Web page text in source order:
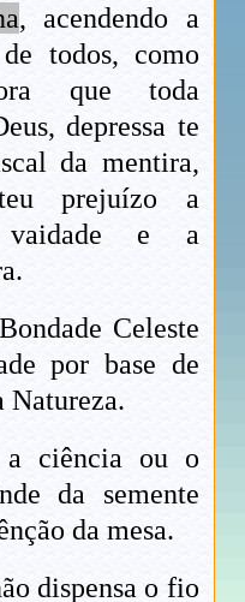
, acendendo a
todos, como
que toda
depressa te
da mentira,
prejuízo a
vaidade e a
Celeste
por base de
Natureza.
a ciência ou o
da semente
da mesa.
dispensa o fio